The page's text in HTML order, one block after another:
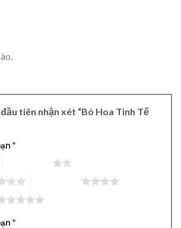
tiên nhận xét “Bó Hoa Tinh Tế
*
*